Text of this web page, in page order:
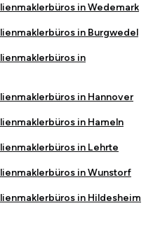
inWedemark
in Burgwedel
in
in Hannover
in Hameln
in Lehrte
inWunstorf
in Hildesheim